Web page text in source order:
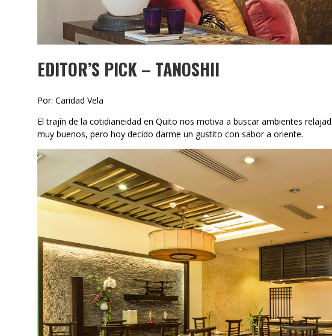
EDITOR’S PICK – TANOSHII
Por: Caridad Vela
El trajín de la cotidianeidad en Quito nos motiva a buscar ambientes
muy buenos, pero hoy decido darme un gustito con sabor a oriente.